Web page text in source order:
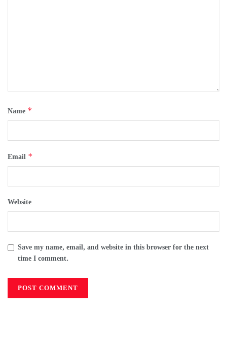
Name *
Email *
Website
Save my name, email, and website in this browser for the next
time I comment.